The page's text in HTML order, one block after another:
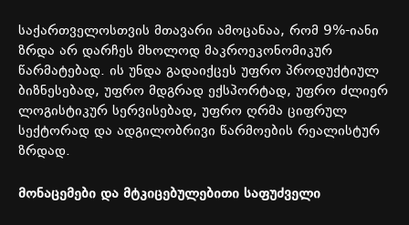
საქართველოსთვის მთავარი ამოცანაა, რომ 9%-იანი
ზრდა არ დარჩეს მხოლოდ მაკროეკონომიკურ
წარმატებად. ის უნდა გადაიქცეს უფრო პროდუქტიულ
ბიზნესებად, უფრო მდგრად ექსპორტად, უფრო ძლიერ
ლოგისტიკურ სერვისებად, უფრო ღრმა ციფრულ
სექტორად და ადგილობრივი წარმოების რეალისტურ
ზრდად.
მონაცემები და მტკიცებულებითი საფუძველი